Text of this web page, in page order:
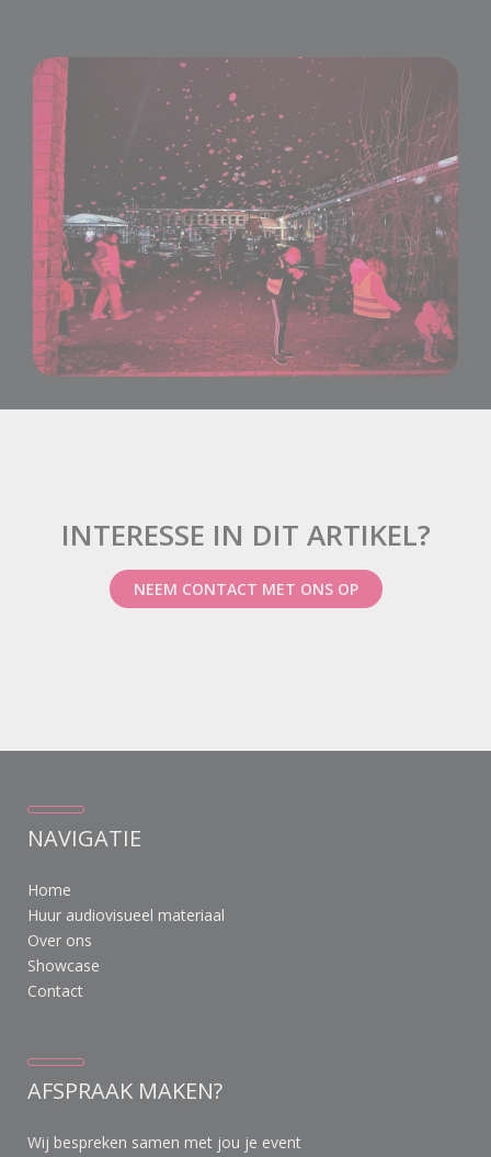
INTERESSE IN DIT ARTIKEL?
NEEM CONTACT MET ONS OP
NAVIGATIE
Home
Huur audiovisueel materiaal
Over ons
Showcase
Contact
AFSPRAAK MAKEN?
Wij bespreken samen met jou je event